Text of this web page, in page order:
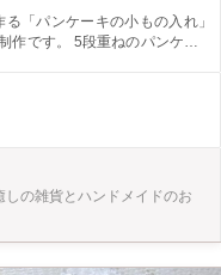
作です。 5段重ねのパンケーキ
なかできない工程です◎
の雑貨とハンドメイドのお